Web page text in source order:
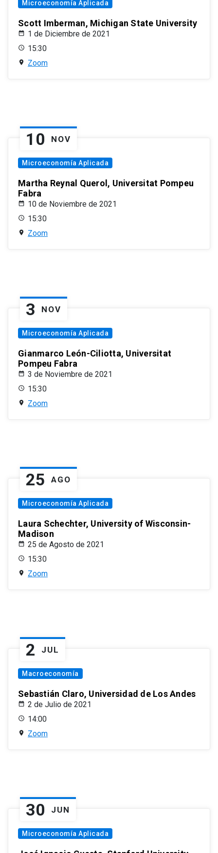
Microeconomía Aplicada
Scott Imberman, Michigan State University
1 de Diciembre de 2021
15:30
Zoom
10 NOV
Microeconomía Aplicada
Martha Reynal Querol, Universitat Pompeu
Fabra
10 de Noviembre de 2021
15:30
Zoom
3 NOV
Microeconomía Aplicada
Gianmarco León-Ciliotta, Universitat
Pompeu Fabra
3 de Noviembre de 2021
15:30
Zoom
25 AGO
Microeconomía Aplicada
Laura Schechter, University of Wisconsin-
Madison
25 de Agosto de 2021
15:30
Zoom
2 JUL
Macroeconomía
Sebastián Claro, Universidad de Los Andes
2 de Julio de 2021
14:00
Zoom
30 JUN
Microeconomía Aplicada